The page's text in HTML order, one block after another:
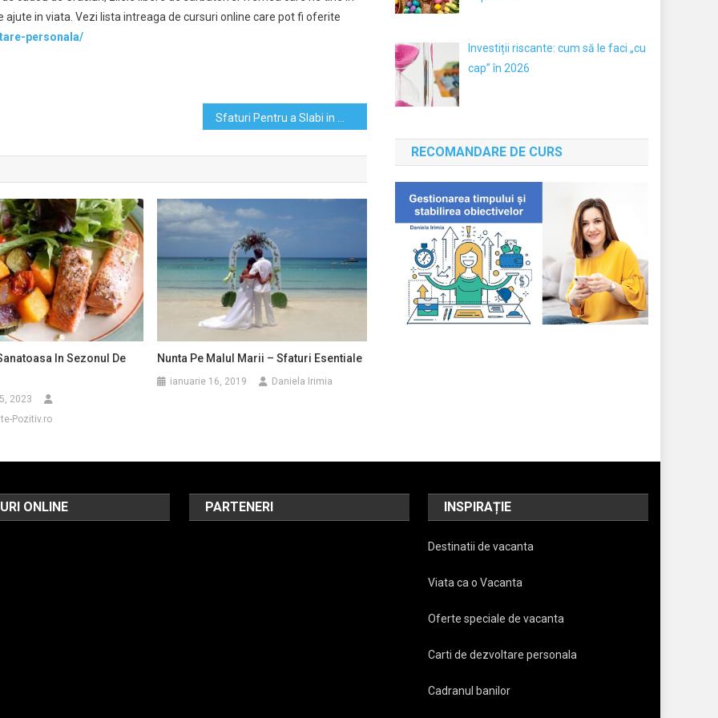
in viata. Vezi lista intreaga de cursuri online care pot fi oferite
personala/
Sfaturi Pentru a Slabi in Mod Sănătos
In Sezonul De
2023
Pozitiv.ro
Nunta Pe Malul Marii – Sfaturi Esentiale
ianuarie 16, 2019 Daniela Irimia
Investiții riscante: cum să le faci „cu
cap” în 2026
RECOMANDARE DE CURS
ONLINE PARTENERI INSPIRAȚIE
Destinatii de vacanta
Viata ca o Vacanta
Oferte speciale de vacanta
Carti de dezvoltare personala
Cadranul banilor